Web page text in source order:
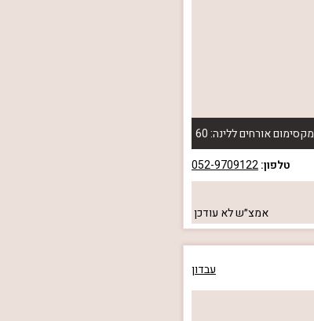
מקסימום אורחים ללינה: 60
טלפון:052-9709122
אמצ״שלא עודכן
עבדון